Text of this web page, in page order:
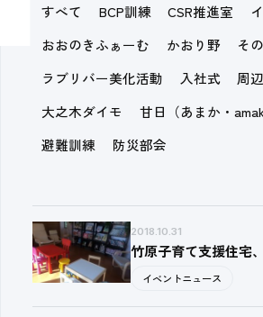
すべて BCP訓練 CSR推進室
おおのきふぁーむ
かおり野 そ
ラブリバー美化活動
入社式 周
大之木ダイモ
甘日（あまか・
避難訓練
防災部会
2018.10.31
竹原子育て支援住宅
イベントニュース